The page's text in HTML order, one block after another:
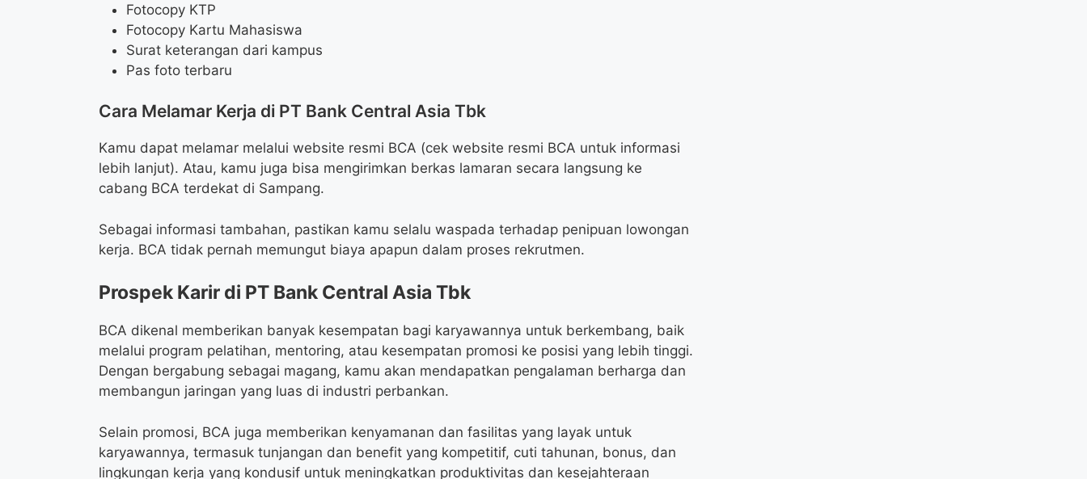
Fotocopy KTP
Fotocopy Kartu Mahasiswa
Surat keterangan dari kampus
Pas foto terbaru
Cara Melamar Kerja di PT Bank Central Asia Tbk
Kamu dapat melamar melalui website resmi BCA (cek website resmi BCA untuk informasi
lebih lanjut). Atau, kamu juga bisa mengirimkan berkas lamaran secara langsung ke
cabang BCA terdekat di Sampang.
Sebagai informasi tambahan, pastikan kamu selalu waspada terhadap penipuan lowongan
kerja. BCA tidak pernah memungut biaya apapun dalam proses rekrutmen.
Prospek Karir di PT Bank Central Asia Tbk
BCA dikenal memberikan banyak kesempatan bagi karyawannya untuk berkembang, baik
melalui program pelatihan, mentoring, atau kesempatan promosi ke posisi yang lebih tinggi.
Dengan bergabung sebagai magang, kamu akan mendapatkan pengalaman berharga dan
membangun jaringan yang luas di industri perbankan.
Selain promosi, BCA juga memberikan kenyamanan dan fasilitas yang layak untuk
karyawannya, termasuk tunjangan dan benefit yang kompetitif, cuti tahunan, bonus, dan
lingkungan kerja yang kondusif untuk meningkatkan produktivitas dan kesejahteraan